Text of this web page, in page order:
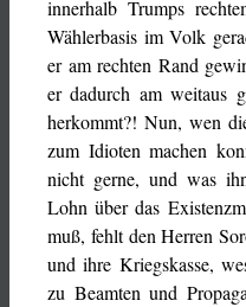
innerhalb Trumps
Wählerbasis im Volk
er am rechten Rand
er dadurch am weitaus
herkommt?! Nun, wen
zum Idioten machen
nicht gerne, und was
Lohn über das
muß, fehlt den Herren
und ihre Kriegskasse,
zu Beamten und